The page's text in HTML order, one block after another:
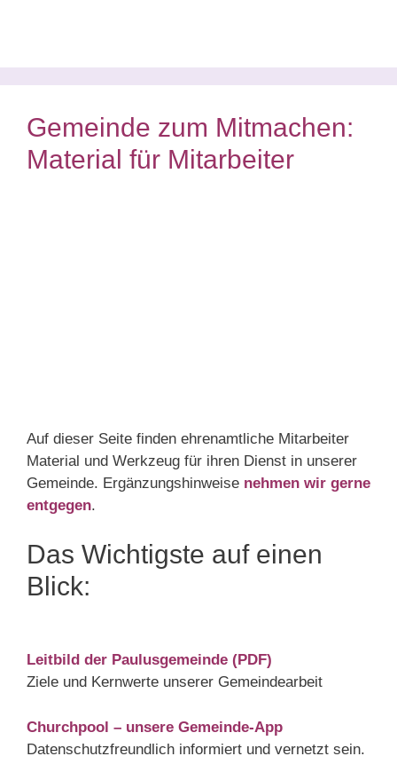
Gemeinde zum Mitmachen:
Material für Mitarbeiter
Auf dieser Seite finden ehrenamtliche Mitarbeiter
Material und Werkzeug für ihren Dienst in unserer
Gemeinde. Ergänzungshinweise nehmen wir gerne
entgegen.
Das Wichtigste auf einen
Blick:
Leitbild der Paulusgemeinde (PDF)
Ziele und Kernwerte unserer Gemeindearbeit
Churchpool – unsere Gemeinde-App
Datenschutzfreundlich informiert und vernetzt sein.